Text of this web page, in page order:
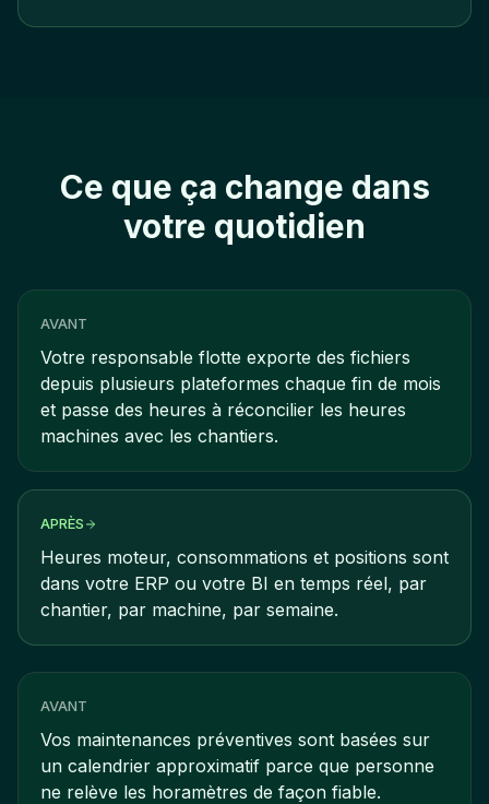
Ce que ça change dans
votre quotidien
AVANT
Votre responsable flotte exporte des fichiers
depuis plusieurs plateformes chaque fin de mois
et passe des heures à réconcilier les heures
machines avec les chantiers.
APRÈS
Heures moteur, consommations et positions sont
dans votre ERP ou votre BI en temps réel, par
chantier, par machine, par semaine.
AVANT
Vos maintenances préventives sont basées sur
un calendrier approximatif parce que personne
ne relève les horamètres de façon fiable.